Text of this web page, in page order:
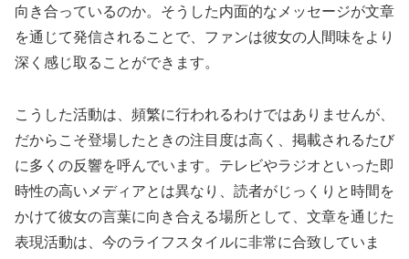
向き合っているのか。そうした内面的なメッセージが文章
を通じて発信されることで、ファンは彼女の人間味をより
深く感じ取ることができます。
こうした活動は、頻繁に行われるわけではありませんが、
だからこそ登場したときの注目度は高く、掲載されるたび
に多くの反響を呼んでいます。テレビやラジオといった即
時性の高いメディアとは異なり、読者がじっくりと時間を
かけて彼女の言葉に向き合える場所として、文章を通じた
表現活動は、今のライフスタイルに非常に合致していま